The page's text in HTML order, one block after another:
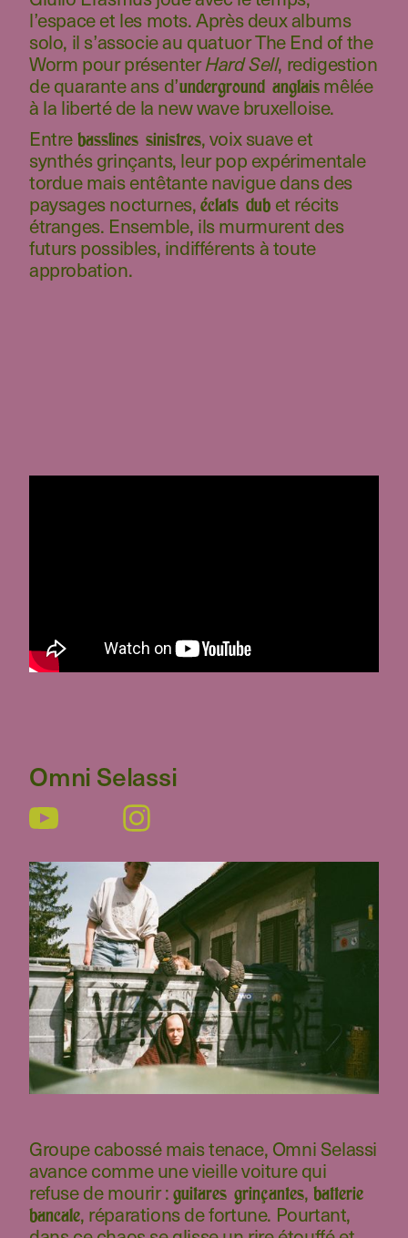
l’espace et les mots. Après deux albums
solo, il s’associe au quatuor The End of the
Worm pour présenterHard Sell, redigestion
de quarante ans d’underground anglaismêlée
à la liberté de la new wave bruxelloise.
Entre basslines sinistres, voix suave et
synthés grinçants, leur pop expérimentale
tordue mais entêtante navigue dans des
paysages nocturnes,éclats dub et récits
étranges. Ensemble, ils murmurent des
futurs possibles, indifférents à toute
approbation.
Omni Selassi
Groupe cabossé mais tenace, Omni Selassi
avance comme une vieille voiture qui
refuse de mourir :guitares grinçantes, batterie
bancale, réparations de fortune. Pourtant,